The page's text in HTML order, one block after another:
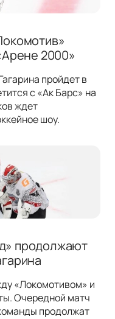
2000»
пройдет в
с «Ак Барс» на
ждет
шоу.
продолжают
«Локомотивом» и
Очередной матч
продолжат